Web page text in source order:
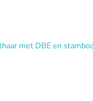
met DBE en